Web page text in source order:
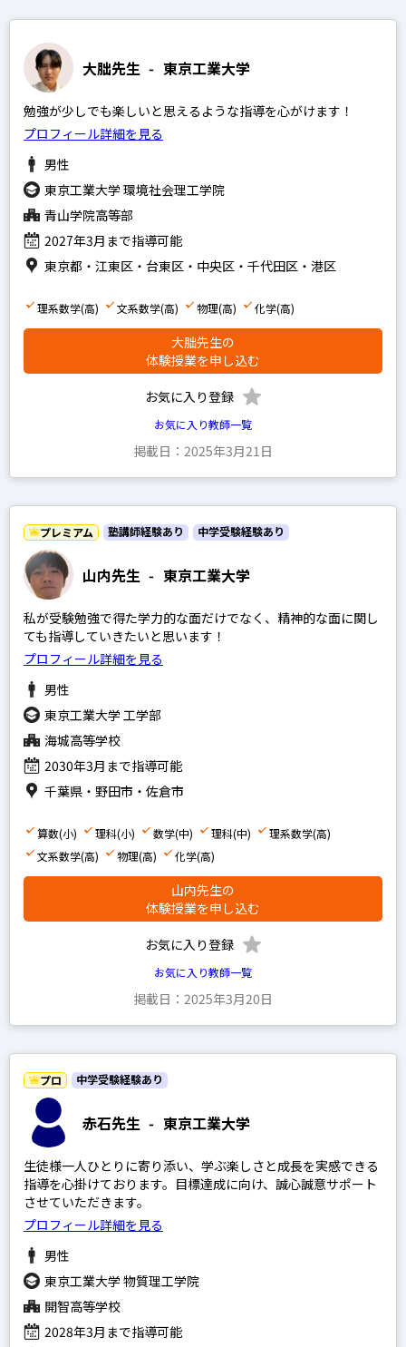
大朏先生 - 東京工業大学
勉強が少しでも楽しいと思えるような指導を心がけます！
プロフィール詳細を見る
男性
東京工業大学 環境社会理工学院
青山学院高等部
2027年3月まで指導可能
東京都・江東区・台東区・中央区・千代田区・港区
理系数学(高) 文系数学(高) 物理(高) 化学(高)
大朏先生の
体験授業を申し込む
お気に入り登録
お気に入り教師一覧
掲載日：2025年3月21日
山内先生 - 東京工業大学
プレミアム 塾講師経験あり 中学受験経験あり
私が受験勉強で得た学力的な面だけでなく、精神的な面に関し
ても指導していきたいと思います！
プロフィール詳細を見る
男性
東京工業大学 工学部
海城高等学校
2030年3月まで指導可能
千葉県・野田市・佐倉市
算数(小) 理科(小) 数学(中) 理科(中)
理系数学(高)
文系数学(高)
物理(高) 化学(高)
山内先生の
体験授業を申し込む
お気に入り登録
お気に入り教師一覧
掲載日：2025年3月20日
赤石先生 - 東京工業大学
プロ 中学受験経験あり
生徒様一人ひとりに寄り添い、学ぶ楽しさと成長を実感できる
指導を心掛けております。目標達成に向け、誠心誠意サポート
させていただきます。
プロフィール詳細を見る
男性
東京工業大学 物質理工学院
開智高等学校
2028年3月まで指導可能